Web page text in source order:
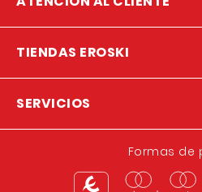
TIENDAS EROSKI
SERVICIOS
Formas de